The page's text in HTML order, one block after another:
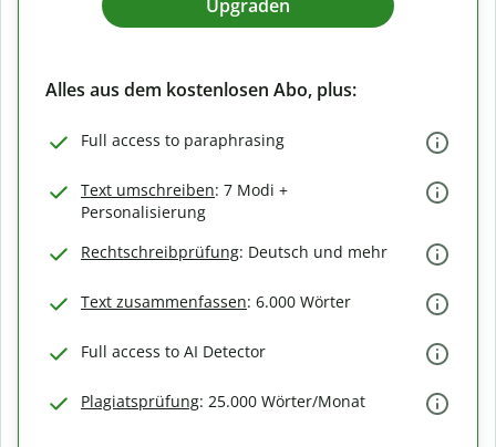
Upgraden
Alles aus dem kostenlosen Abo, plus:
Full access to paraphrasing
Text umschreiben: 7 Modi +
Personalisierung
Rechtschreibprüfung: Deutsch und mehr
Text zusammenfassen: 6.000 Wörter
Full access to AI Detector
Plagiatsprüfung: 25.000 Wörter/Monat